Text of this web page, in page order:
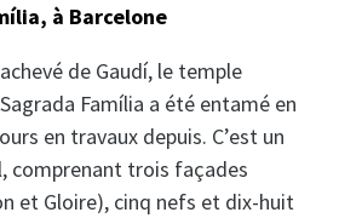
à Barcelone
de Gaudí, le temple
Família a été entamé en
en travaux depuis. C’est un
comprenant trois façades
et Gloire), cinq nefs et dix-huit